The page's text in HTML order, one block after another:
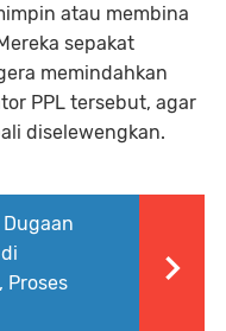
atau membina
sepakat
memindahkan
PPL tersebut, agar
diselewengkan.
Dugaan
Proses